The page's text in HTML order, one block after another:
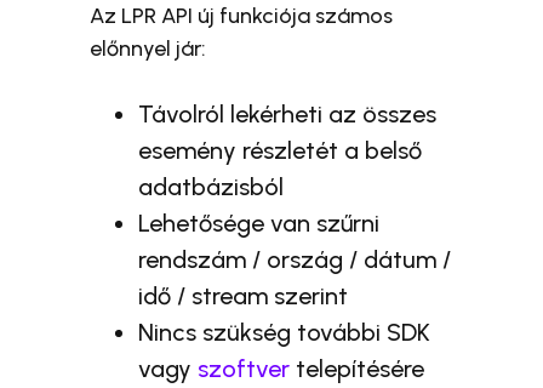
Az LPR API új funkciója számos
előnnyel jár:
Távolról lekérheti az összes
esemény részletét a belső
adatbázisból
Lehetősége van szűrni
rendszám / ország / dátum /
idő / stream szerint
Nincs szükség további SDK
vagy szoftver telepítésére